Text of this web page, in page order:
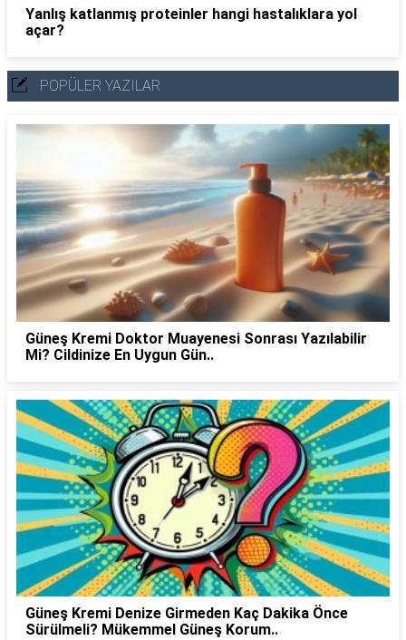
Yanlış katlanmış proteinler hangi hastalıklara yol
açar?
POPÜLER YAZILAR
Güneş Kremi Doktor Muayenesi Sonrası Yazılabilir
Mi? Cildinize En Uygun Gün..
Güneş Kremi Denize Girmeden Kaç Dakika Önce
Sürülmeli? Mükemmel Güneş Korum..